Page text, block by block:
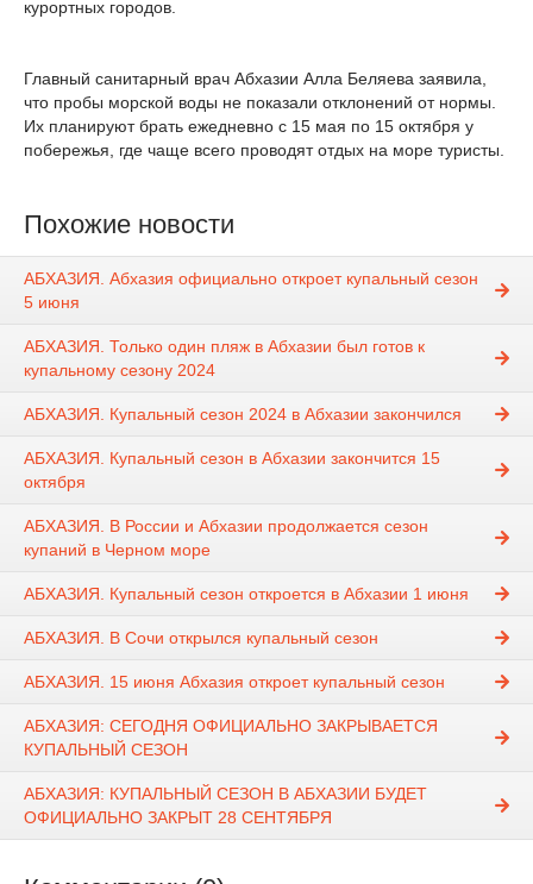
курортных городов.
Главный санитарный врач Абхазии Алла Беляева заявила,
что пробы морской воды не показали отклонений от нормы.
Их планируют брать ежедневно с 15 мая по 15 октября у
побережья, где чаще всего проводят отдых на море туристы.
Похожие новости
АБХАЗИЯ. Абхазия официально откроет купальный сезон
5 июня
АБХАЗИЯ. Только один пляж в Абхазии был готов к
купальному сезону 2024
АБХАЗИЯ. Купальный сезон 2024 в Абхазии закончился
АБХАЗИЯ. Купальный сезон в Абхазии закончится 15
октября
АБХАЗИЯ. В России и Абхазии продолжается сезон
купаний в Черном море
АБХАЗИЯ. Купальный сезон откроется в Абхазии 1 июня
АБХАЗИЯ. В Сочи открылся купальный сезон
АБХАЗИЯ. 15 июня Абхазия откроет купальный сезон
АБХАЗИЯ: СЕГОДНЯ ОФИЦИАЛЬНО ЗАКРЫВАЕТСЯ
КУПАЛЬНЫЙ СЕЗОН
АБХАЗИЯ: КУПАЛЬНЫЙ СЕЗОН В АБХАЗИИ БУДЕТ
ОФИЦИАЛЬНО ЗАКРЫТ 28 СЕНТЯБРЯ